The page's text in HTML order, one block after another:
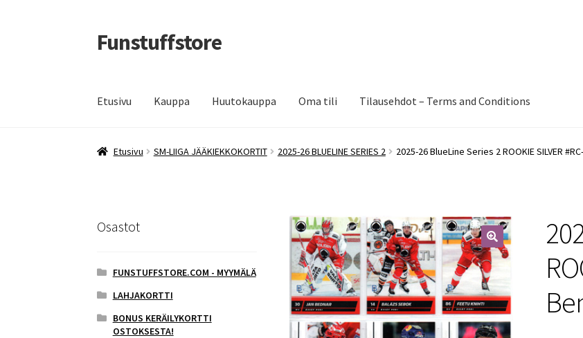
Siirry
navigointiin
Siirry
sisältöön
Funstuffstore
Etusivu Kauppa Huutokauppa Oma tili Tilausehdot – Terms and Conditions
Etusivu SM-LIIGA JÄÄKIEKKOKORTIT 2025-26 BLUELINE SERIES 2 2025-26 BlueLine Series 2 ROOKIE SILVER
🔍
Osastot
FUNSTUFFSTORE.COM - MYYMÄLÄ
LAHJAKORTTI
BONUS KERÄILYKORTTI
OSTOKSESTA!